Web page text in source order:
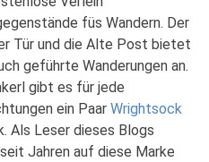
füs Wandern. Der
Tür und die Alte Post bietet
geführte Wanderungen an.
gibt es für jede
ein PaarWrightsock
Als Leser dieses Blogs
Jahren auf diese Marke